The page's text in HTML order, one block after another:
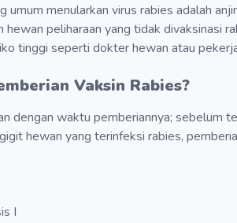
umum menularkan virus rabies adalah
hewan peliharaan yang tidak divaksinasi
tinggi seperti dokter hewan atau
Vaksin Rabies?
dengan waktu pemberiannya; sebelum
hewan yang terinfeksi rabies,
I